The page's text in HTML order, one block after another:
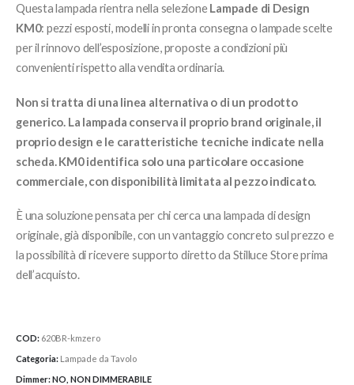
Questa lampada rientra nella selezioneLampade di Design
KM0: pezzi esposti, modelli in pronta consegna o lampade scelte
per il rinnovo dell’esposizione, proposte a condizioni più
convenienti rispetto alla vendita ordinaria.
Non si tratta di una linea alternativa o di un prodotto
generico. La lampada conserva il proprio brand originale, il
proprio design e le caratteristiche tecniche indicate nella
scheda. KM0 identifica solo una particolare occasione
commerciale, con disponibilità limitata al pezzo indicato.
È una soluzione pensata per chi cerca una lampada di design
originale, già disponibile, con un vantaggio concreto sul prezzo e
la possibilità di ricevere supporto diretto da Stilluce Store prima
dell’acquisto.
COD: 620BR-kmzero
Categoria: Lampade da Tavolo
Dimmer:NO, NON DIMMERABILE